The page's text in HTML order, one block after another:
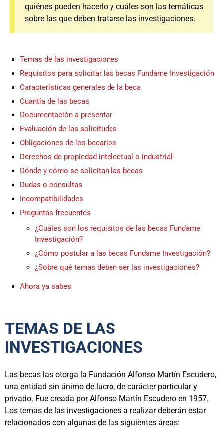
quiénes pueden hacerlo y cuáles son las temáticas
sobre las que deben tratarse las investigaciones.
Temas de las investigaciones
Requisitos para solicitar las becas Fundame Investigación
Características generales de la beca
Cuantía de las becas
Documentación a presentar
Evaluación de las solicitudes
Obligaciones de los becarios
Derechos de propiedad intelectual o industrial
Dónde y cómo se solicitan las becas
Dudas o consultas
Incompatibilidades
Preguntas frecuentes
¿Cuáles son los requisitos de las becas Fundame
Investigación?
¿Cómo postular a las becas Fundame Investigación?
¿Sobre qué temas deben ser las investigaciones?
Ahora ya sabes
TEMAS DE LAS
INVESTIGACIONES
Las becas las otorga la Fundación Alfonso Martín Escudero,
una entidad sin ánimo de lucro, de carácter particular y
privado. Fue creada por Alfonso Martín Escudero en 1957.
Los temas de las investigaciones a realizar deberán estar
relacionados con algunas de las siguientes áreas: